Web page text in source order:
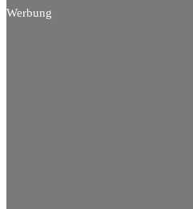
Werbung